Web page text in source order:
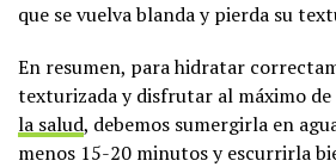
que se vuelva blanda y pierda su
En resumen, para hidratar
texturizada y disfrutar al máximo
la salud, debemos sumergirla en
menos 15-20 minutos y escurrirla